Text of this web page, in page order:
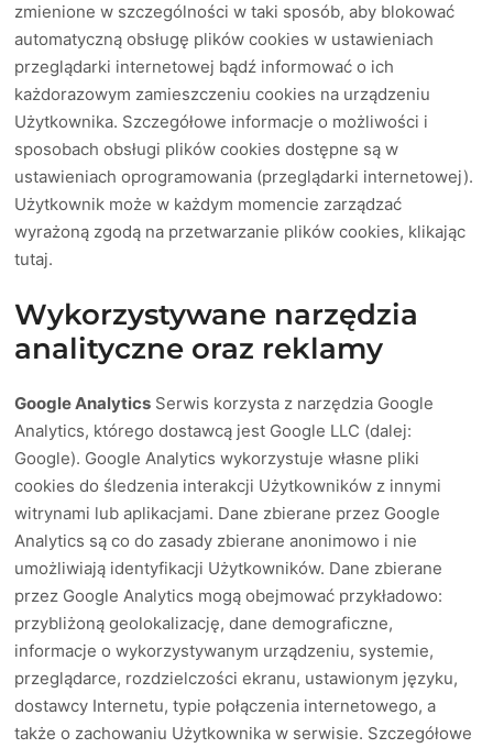
zmienione w szczególności w taki sposób, aby blokować
automatyczną obsługę plików cookies w ustawieniach
przeglądarki internetowej bądź informować o ich
każdorazowym zamieszczeniu cookies na urządzeniu
Użytkownika. Szczegółowe informacje o możliwości i
sposobach obsługi plików cookies dostępne są w
ustawieniach oprogramowania (przeglądarki internetowej).
Użytkownik może w każdym momencie zarządzać
wyrażoną zgodą na przetwarzanie plików cookies, klikając
tutaj.
Wykorzystywane narzędzia
analityczne oraz reklamy
Google Analytics Serwis korzysta z narzędzia Google
Analytics, którego dostawcą jest Google LLC (dalej:
Google). Google Analytics wykorzystuje własne pliki
cookies do śledzenia interakcji Użytkowników z innymi
witrynami lub aplikacjami. Dane zbierane przez Google
Analytics są co do zasady zbierane anonimowo i nie
umożliwiają identyfikacji Użytkowników. Dane zbierane
przez Google Analytics mogą obejmować przykładowo:
przybliżoną geolokalizację, dane demograficzne,
informacje o wykorzystywanym urządzeniu, systemie,
przeglądarce, rozdzielczości ekranu, ustawionym języku,
dostawcy Internetu, typie połączenia internetowego, a
także o zachowaniu Użytkownika w serwisie. Szczegółowe